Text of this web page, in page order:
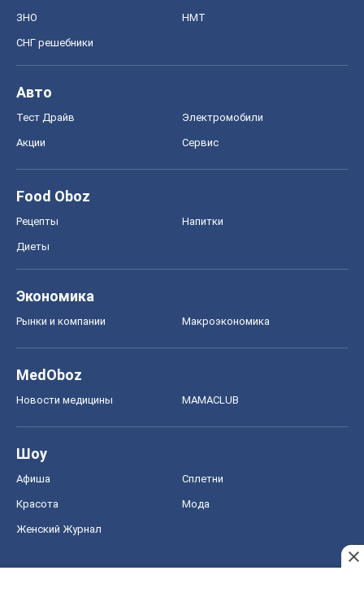
ЗНО НМТ
СНГ решебники
Авто
Тест Драйв Электромобили
Акции Сервис
Food Oboz
Рецепты Напитки
Диеты
Экономика
Рынки и компании Mакроэкономика
MedOboz
Новости медицины MAMACLUB
Шоу
Афиша Сплетни
Красота Мода
Женский Журнал